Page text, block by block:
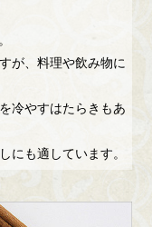
が、料理や飲み物に
冷やすはたらきもあ
にも適しています。